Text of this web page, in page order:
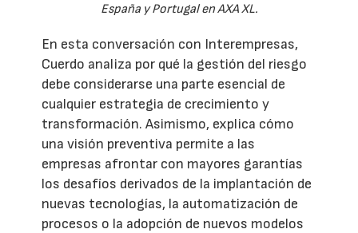
España y Portugal en AXA XL.
En esta conversación con Interempresas,
Cuerdo analiza por qué la gestión del riesgo
debe considerarse una parte esencial de
cualquier estrategia de crecimiento y
transformación. Asimismo, explica cómo
una visión preventiva permite a las
empresas afrontar con mayores garantías
los desafíos derivados de la implantación de
nuevas tecnologías, la automatización de
procesos o la adopción de nuevos modelos